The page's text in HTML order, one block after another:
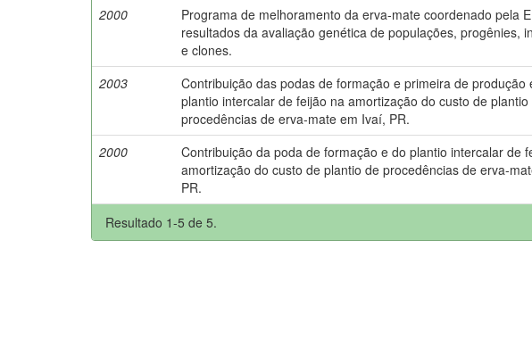
2000
Programa de melhoramento da erva-mate coordenado pela
resultados da avaliação genética de populações, progênies,
e clones.
2003
Contribuição das podas de formação e primeira de produção
plantio intercalar de feijão na amortização do custo de plantio
procedências de erva-mate em Ivaí, PR.
2000
Contribuição da poda de formação e do plantio intercalar de
amortização do custo de plantio de procedências de erva-
PR.
Resultado 1-5 de 5.